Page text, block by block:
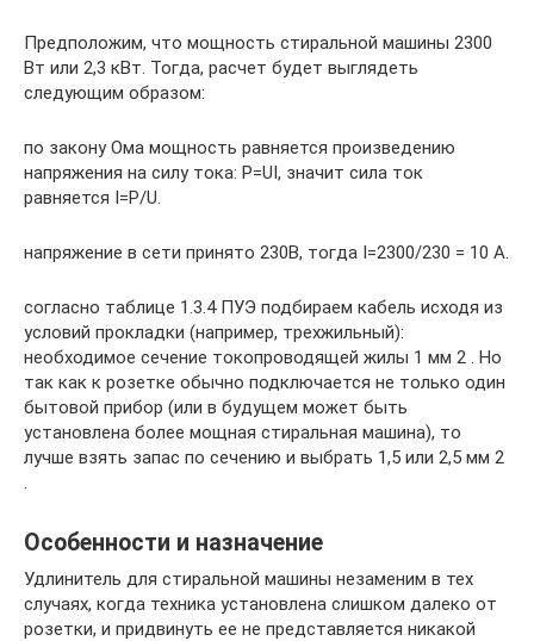
Предположим, что мощность стиральной машины 2300
Вт или 2,3 кВт. Тогда, расчет будет выглядеть
следующим образом:
по закону Ома мощность равняется произведению
напряжения на силу тока: P=UI, значит сила ток
равняется I=P/U.
напряжение в сети принято 230В, тогда I=2300/230 = 10 А.
согласно таблице 1.3.4 ПУЭ подбираем кабель исходя из
условий прокладки (например, трехжильный):
необходимое сечение токопроводящей жилы 1 мм 2 . Но
так как к розетке обычно подключается не только один
бытовой прибор (или в будущем может быть
установлена более мощная стиральная машина), то
лучше взять запас по сечению и выбрать 1,5 или 2,5 мм 2
Особенности и назначение
Удлинитель для стиральной машины незаменим в тех
случаях, когда техника установлена слишком далеко от
розетки, и придвинуть ее не представляется никакой